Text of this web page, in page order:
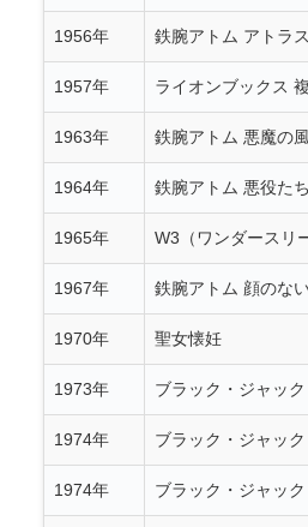
1956年 鉄腕アトム アトラス
1957年 ライオンブックス
1963年 鉄腕アトム 悪魔の
1964年 鉄腕アトム 悪役た
1965年 W3（ワンダースリ
1967年 鉄腕アトム 顔のな
1970年 聖女懐妊
1973年 ブラック・ジャッ
1974年 ブラック・ジャッ
1974年 ブラック・ジャッ